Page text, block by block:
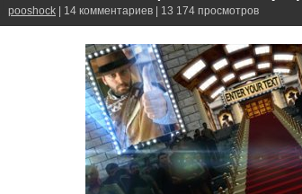
pooshock | 14 комментариев | 13 174 просмотров